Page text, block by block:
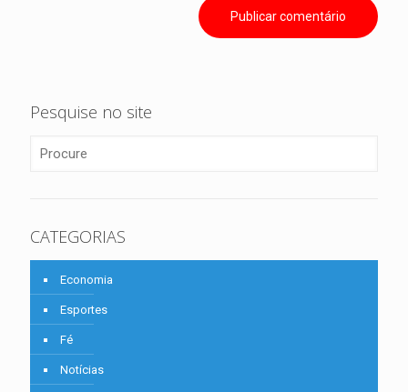
Pesquise no site
CATEGORIAS
Economia
Esportes
Fé
Notícias